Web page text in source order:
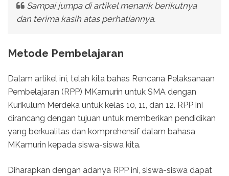
Sampai jumpa di artikel menarik berikutnya
dan terima kasih atas perhatiannya.
Metode Pembelajaran
Dalam artikel ini, telah kita bahas Rencana Pelaksanaan
Pembelajaran (RPP) MKamurin untuk SMA dengan
Kurikulum Merdeka untuk kelas 10, 11, dan 12. RPP ini
dirancang dengan tujuan untuk memberikan pendidikan
yang berkualitas dan komprehensif dalam bahasa
MKamurin kepada siswa-siswa kita.
Diharapkan dengan adanya RPP ini, siswa-siswa dapat